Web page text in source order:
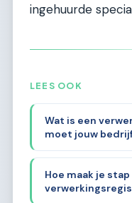
ingehuurde
LEES OOK
Wat is een
moet jouw
Hoe maak je